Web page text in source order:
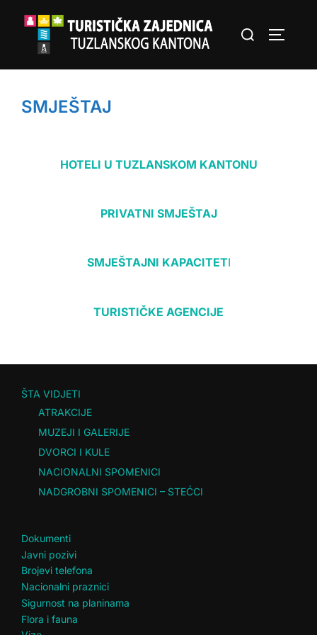
Search
SMJEŠTAJ
HOTELI U TUZLANSKOM KANTONU
PRIVATNI SMJEŠTAJ
SMJEŠTAJNI KAPACITETI
TURISTIČKE AGENCIJE
ŠTA VIDJETI
ATRAKCIJE
MUZEJI I GALERIJE
DVORCI I KULE
NACIONALNI SPOMENICI
NADGROBNI SPOMENICI – STEĆCI
Dokumenti
Javni pozivi
Brojevi telefona
Nacionalni praznici
Sigurnost na planinama
Flora i fauna